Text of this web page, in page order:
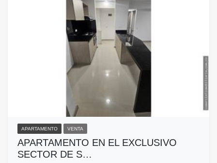
APARTAMENTO VENTA
APARTAMENTO EN EL EXCLUSIVO
SECTOR DE S…